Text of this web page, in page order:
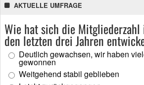
AKTUELLE UMFRAGE
Wie hat sich die
den letzten drei Jahren
Deutlich gewachsen, wir haben
gewonnen
Weitgehend stabil geblieben